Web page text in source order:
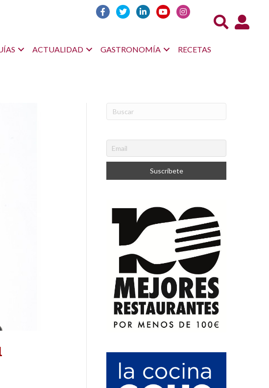
Acceso
ACTUALIDAD GASTRONOMÍA
RECETAS